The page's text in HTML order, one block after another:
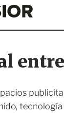
E
x
e
i
o